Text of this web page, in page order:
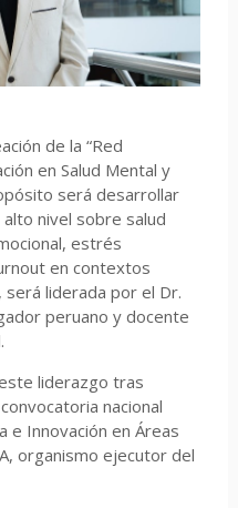
de la “Red
en Salud Mental y
será desarrollar
nivel sobre salud
estrés
en contextos
liderada por el Dr.
peruano y docente
liderazgo tras
nacional
e Innovación en Áreas
organismo ejecutor del